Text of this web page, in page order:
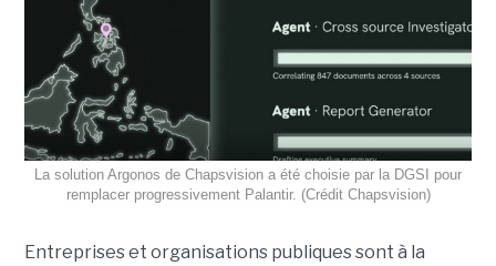
La solution Argonos de Chapsvision a été choisie par la DGSI pour
remplacer progressivement Palantir. (Crédit Chapsvision)
Entreprises et organisations publiques sont à la